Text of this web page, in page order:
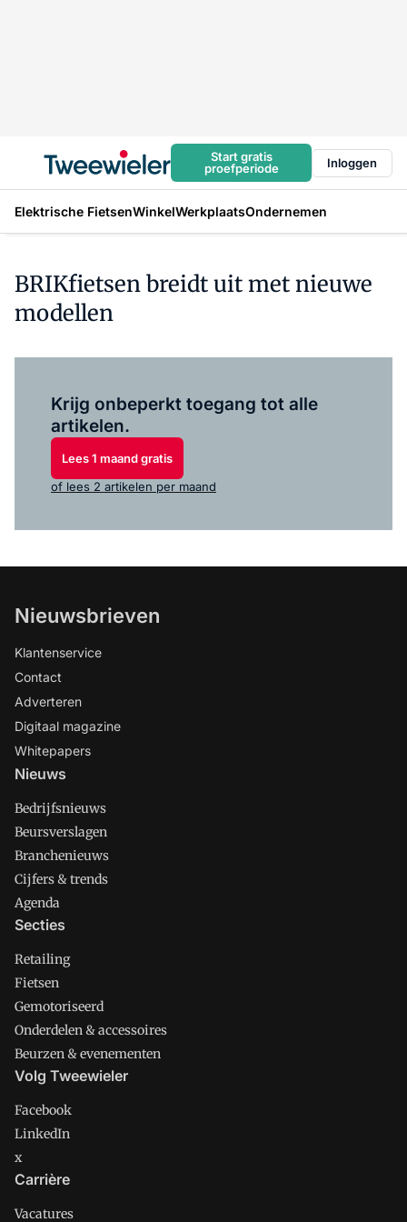
Start gratis
proefperiode
Inloggen
Elektrische FietsenWinkelWerkplaatsOndernemen
BRIKfietsen breidt uit met nieuwe
modellen
Krijg onbeperkt toegang tot alle
artikelen.
Lees 1 maand gratis
of lees 2 artikelen per maand
Nieuwsbrieven
Klantenservice
Contact
Adverteren
Digitaal magazine
Whitepapers
Nieuws
Bedrijfsnieuws
Beursverslagen
Branchenieuws
Cijfers & trends
Agenda
Secties
Retailing
Fietsen
Gemotoriseerd
Onderdelen & accessoires
Beurzen & evenementen
Volg Tweewieler
Facebook
LinkedIn
x
Carrière
Vacatures